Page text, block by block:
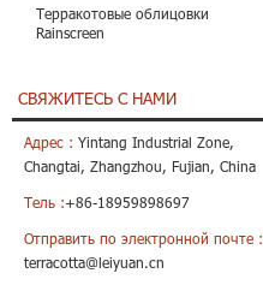
Терракотовые облицовки
Rainscreen
СВЯЖИТЕСЬ С НАМИ
Адрес : Yintang Industrial Zone,
Changtai, Zhangzhou, Fujian, China
Тель :+86-18959898697
Отправить по электронной почте :
terracotta@leiyuan.cn